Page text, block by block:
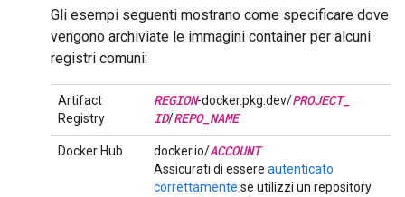
Gli esempi seguenti mostrano come specificare dove
vengono archiviate le immagini container per alcuni
registri comuni:
Artifact
Registry
REGION-docker.pkg.dev/PROJECT_
ID/REPO_ NAME
Docker Hub docker.io/ACCOUNT
Assicurati di essere autenticato
correttamente se utilizzi un repository